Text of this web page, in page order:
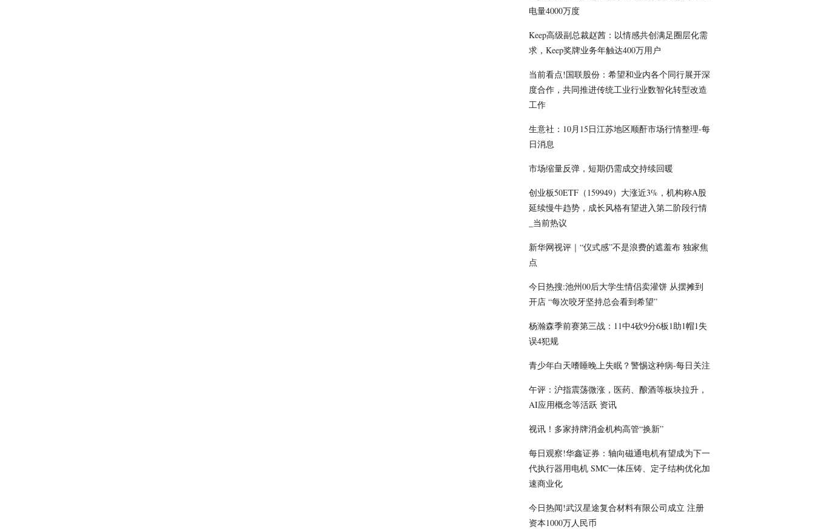
电量4000万度
Keep高级副总裁赵茜：以情感共创满足圈层化需
求，Keep奖牌业务年触达400万用户
当前看点!国联股份：希望和业内各个同行展开深
度合作，共同推进传统工业行业数智化转型改造
工作
生意社：10月15日江苏地区顺酐市场行情整理-每
日消息
市场缩量反弹，短期仍需成交持续回暖
创业板50ETF（159949）大涨近3%，机构称A股
延续慢牛趋势，成长风格有望进入第二阶段行情
_当前热议
新华网视评｜“仪式感”不是浪费的遮羞布 独家焦
点
今日热搜:池州00后大学生情侣卖灌饼 从摆摊到
开店 “每次咬牙坚持总会看到希望”
杨瀚森季前赛第三战：11中4砍9分6板1助1帽1失
误4犯规
青少年白天嗜睡晚上失眠？警惕这种病-每日关注
午评：沪指震荡微涨，医药、酿酒等板块拉升，
AI应用概念等活跃 资讯
视讯！多家持牌消金机构高管“换新”
每日观察!华鑫证券：轴向磁通电机有望成为下一
代执行器用电机 SMC一体压铸、定子结构优化加
速商业化
今日热闻!武汉星途复合材料有限公司成立 注册
资本1000万人民币